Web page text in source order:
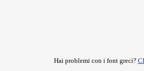
Hai problemi con i font greci?